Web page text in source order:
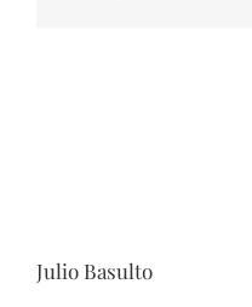
Julio Basulto